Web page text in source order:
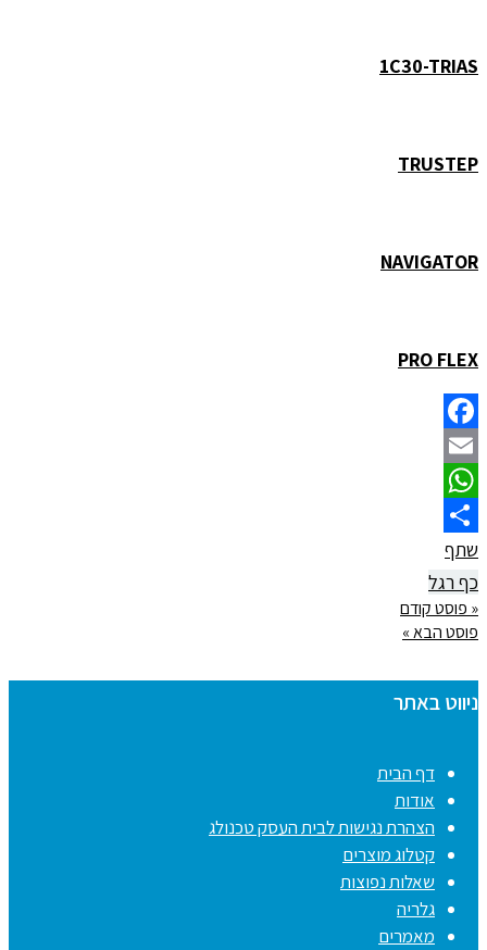
1C30-TRIAS
TRUSTEP
NAVIGATOR
PRO FLEX
Facebook
Email
WhatsApp
שתף
כף רגל
« פוסט קודם
פוסט הבא »
ניווט באתר
דף הבית
אודות
הצהרת נגישות לבית העסק טכנולג
קטלוג מוצרים
שאלות נפוצות
גלריה
מאמרים